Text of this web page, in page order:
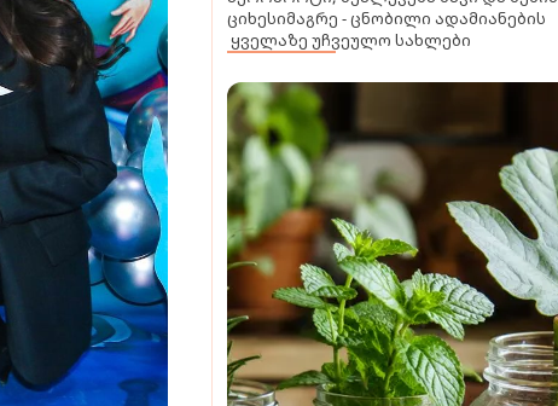
ციხესიმაგრე - ცნობილი ადამიანების
ყველაზე უჩვეულო სახლები